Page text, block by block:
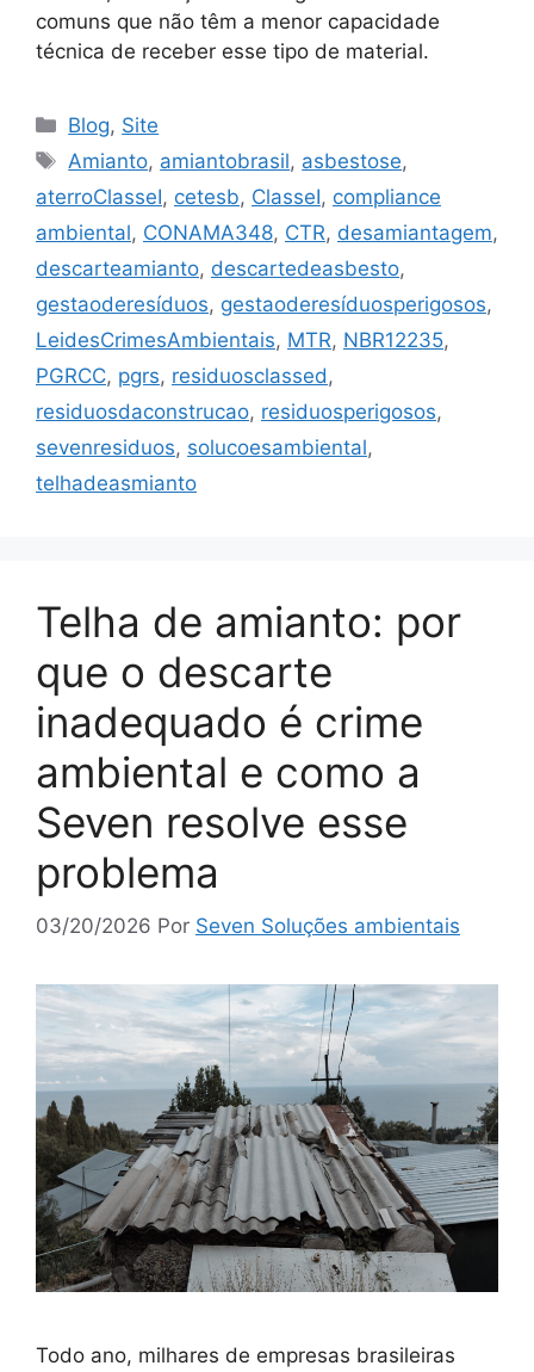
comuns que não têm a menor capacidade
técnica de receber esse tipo de material.
Blog, Site
Amianto, amiantobrasil, asbestose,
aterroClasseI, cetesb, ClasseI, compliance
ambiental, CONAMA348, CTR, desamiantagem,
descarteamianto, descartedeasbesto,
gestaoderesíduos, gestaoderesíduosperigosos,
LeidesCrimesAmbientais, MTR, NBR12235,
PGRCC, pgrs, residuosclassed,
residuosdaconstrucao, residuosperigosos,
sevenresiduos, solucoesambiental,
telhadeasmianto
Telha de amianto: por
que o descarte
inadequado é crime
ambiental e como a
Seven resolve esse
problema
03/20/2026 Por Seven Soluções ambientais
Todo ano, milhares de empresas brasileiras